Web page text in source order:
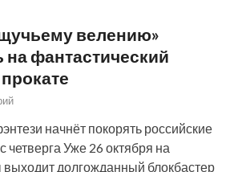
велению»
на фантастический
начнёт покорять российские
четверга Уже 26 октября на
долгожданный блокбастер